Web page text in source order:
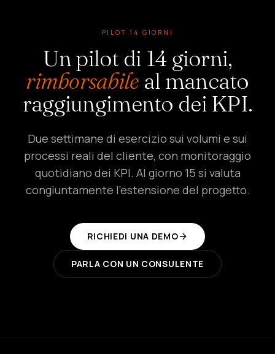
PILOT 14 GIORNI
Un pilot di 14 giorni,
rimborsabileal mancato
raggiungimento dei KPI.
Due settimane di esercizio sui volumi e sui
processi reali del cliente, con monitoraggio
quotidiano dei KPI. Al giorno 15 si valuta
congiuntamente l'estensione del progetto.
RICHIEDI UNA DEMO
PARLA CON UN CONSULENTE